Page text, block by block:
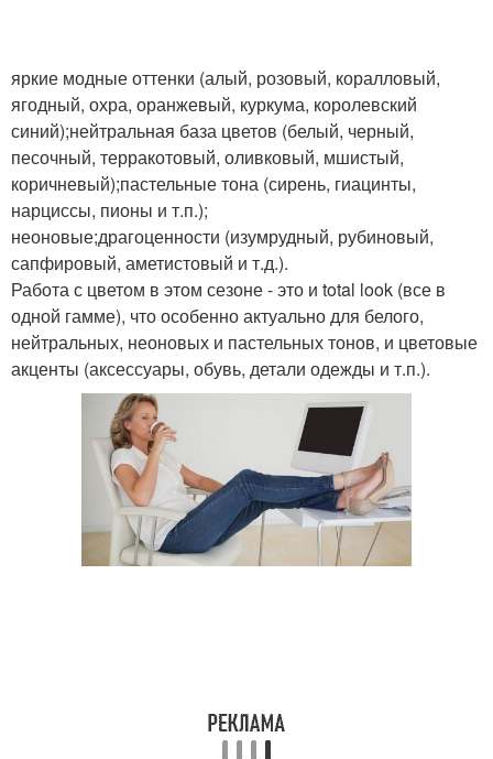
яркие модные оттенки (алый, розовый, коралловый,
ягодный, охра, оранжевый, куркума, королевский
синий);нейтральная база цветов (белый, черный,
песочный, терракотовый, оливковый, мшистый,
коричневый);пастельные тона (сирень, гиацинты,
нарциссы, пионы и т.п.);
неоновые;драгоценности (изумрудный, рубиновый,
сапфировый, аметистовый и т.д.).
Работа с цветом в этом сезоне - это и total look (все в
одной гамме), что особенно актуально для белого,
нейтральных, неоновых и пастельных тонов, и цветовые
акценты (аксессуары, обувь, детали одежды и т.п.).